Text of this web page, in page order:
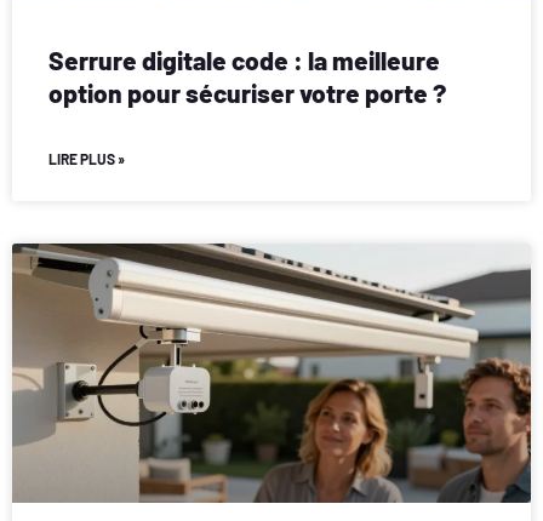
Serrure digitale code : la meilleure
option pour sécuriser votre porte ?
LIRE PLUS »